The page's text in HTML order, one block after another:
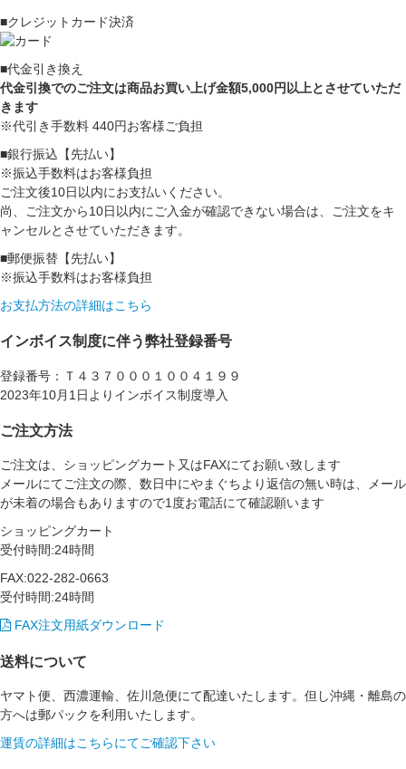
■クレジットカード決済
■代金引き換え
代金引換でのご注文は商品お買い上げ金額5,000円以上とさせていただ
きます
※代引き手数料 440円お客様ご負担
■銀行振込【先払い】
※振込手数料はお客様負担
ご注文後10日以内にお支払いください。
尚、ご注文から10日以内にご入金が確認できない場合は、ご注文をキ
ャンセルとさせていただきます。
■郵便振替【先払い】
※振込手数料はお客様負担
お支払方法の詳細はこちら
インボイス制度に伴う弊社登録番号
登録番号：Ｔ４３７０００１００４１９９
2023年10月1日よりインボイス制度導入
ご注文方法
ご注文は、ショッピングカート又はFAXにてお願い致します
メールにてご注文の際、数日中にやまぐちより返信の無い時は、メール
が未着の場合もありますので1度お電話にて確認願います
ショッピングカート
受付時間:24時間
FAX:022-282-0663
受付時間:24時間
FAX注文用紙ダウンロード
送料について
ヤマト便、西濃運輸、佐川急便にて配達いたします。但し沖縄・離島の
方へは郵パックを利用いたします。
運賃の詳細はこちらにてご確認下さい